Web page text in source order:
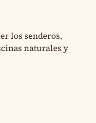
los senderos,
naturales y